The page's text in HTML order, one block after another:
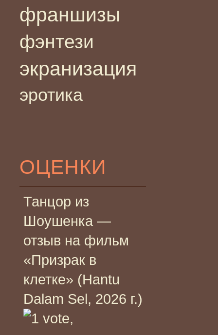
франшизы
фэнтези
экранизация
эротика
ОЦЕНКИ
Танцор из
Шоушенка —
отзыв на фильм
«Призрак в
клетке» (Hantu
Dalam Sel, 2026 г.)